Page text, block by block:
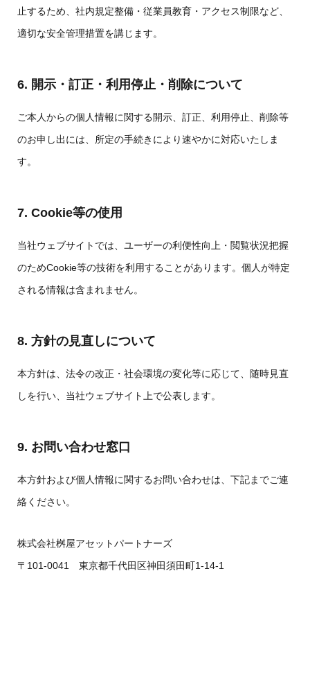
止するため、社内規定整備・従業員教育・アクセス制限など、
適切な安全管理措置を講じます。
6. 開示・訂正・利用停止・削除について
ご本人からの個人情報に関する開示、訂正、利用停止、削除等
のお申し出には、所定の手続きにより速やかに対応いたしま
す。
7. Cookie等の使用
当社ウェブサイトでは、ユーザーの利便性向上・閲覧状況把握
のためCookie等の技術を利用することがあります。個人が特定
される情報は含まれません。
8. 方針の見直しについて
本方針は、法令の改正・社会環境の変化等に応じて、随時見直
しを行い、当社ウェブサイト上で公表します。
9. お問い合わせ窓口
本方針および個人情報に関するお問い合わせは、下記までご連
絡ください。
株式会社桝屋アセットパートナーズ
〒101-0041 東京都千代田区神田須田町1-14-1